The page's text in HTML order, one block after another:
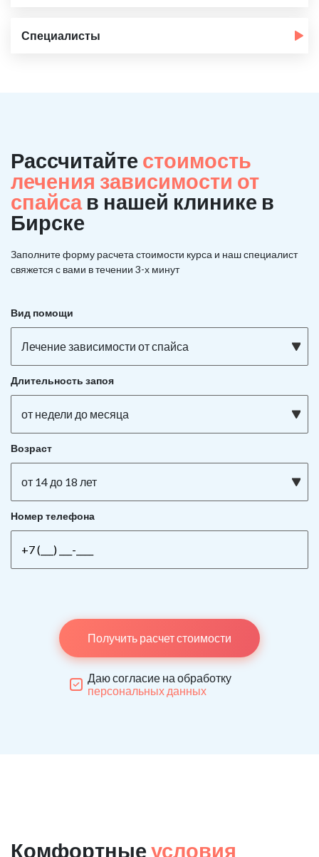
Специалисты
Рассчитайте стоимость
лечения зависимости от
спайса в нашей клинике в
Бирске
Заполните форму расчета стоимости курса и наш специалист
свяжется с вами в течении 3-х минут
Вид помощи
Лечение зависимости от спайса
Длительность запоя
от недели до месяца
Возраст
от 14 до 18 лет
Номер телефона
Получить расчет стоимости
Даю согласие на обработку
персональных данных
Комфортные условия